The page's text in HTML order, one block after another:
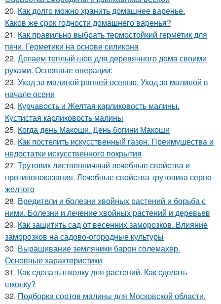
20. Как долго можно хранить домашнее варенье.
Каков же срок годности домашнего варенья?
21. Как правильно выбрать термостойкий герметик для
печи. Герметики на основе силикона
22. Делаем теплый шов для деревянного дома своими
руками. Основные операции:
23. Уход за малиной ранней осенью. Уход за малиной в
начале осени
24. Курчавость и Желтая карликовость малины.
Кустистая карликовость малины
25. Когда день Макоши. День богини Макоши
26. Как постелить искусственный газон. Преимущества и
недостатки искусственного покрытия
27. Трутовик лиственничный лечебные свойства и
противопоказания. Лечебные свойства трутовика серно-
жёлтого
28. Вредители и болезни хвойных растений и борьба с
ними. Болезни и лечение хвойных растений и деревьев
29. Как защитить сад от весенних заморозков. Влияние
заморозков на садово-огородные культуры
30. Выращивание земляники барон солемахер.
Основные характеристики
31. Как сделать школку для растений. Как сделать
школку?
32. Подборка сортов малины для Московской области.